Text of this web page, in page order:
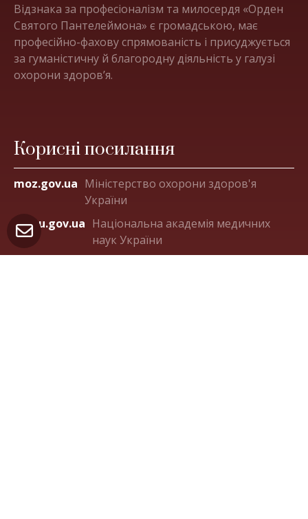
Відзнака за професіоналізм та милосердя «Орден
Святого Пантелеймона» є громадською, має
професійно-фахову спрямованість і присуджується
за гуманістичну й благородну діяльність у галузі
охорони здоров’я.
Корисні посилання
moz.gov.ua Міністерство охорони здоров'я
України
amnu.gov.ua Національна академія медичних
наук України